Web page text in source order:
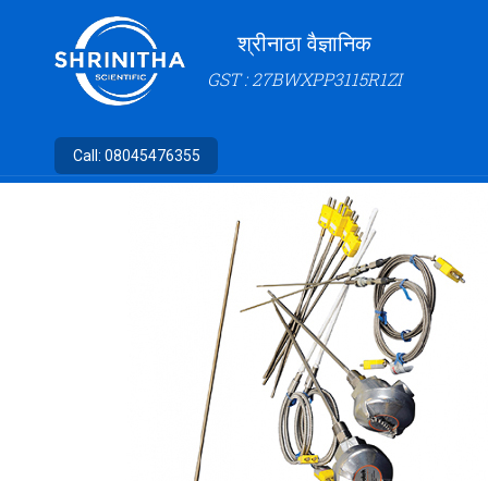
श्रीनाठा वैज्ञानिक
GST : 27BWXPP3115R1ZI
Call: 08045476355